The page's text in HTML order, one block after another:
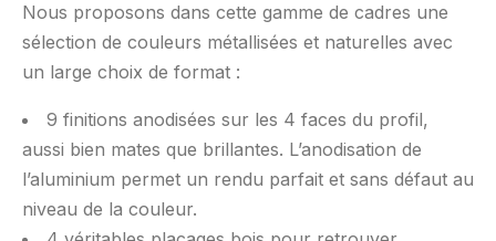
Nous proposons dans cette gamme de cadres une
sélection de couleurs métallisées et naturelles avec
un large choix de format :
9 finitions anodisées sur les 4 faces du profil,
aussi bien mates que brillantes. L’anodisation de
l’aluminium permet un rendu parfait et sans défaut au
niveau de la couleur.